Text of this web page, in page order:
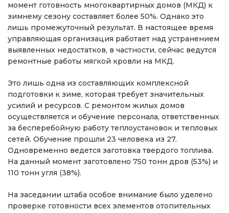
момент готовность многоквартирных домов (МКД) к
зимнему сезону составляет более 50%. Однако это
лишь промежуточный результат. В настоящее время
управляющая организация работает над устранением
выявленных недостатков, в частности, сейчас ведутся
ремонтные работы мягкой кровли на МКД.
Это лишь одна из составляющих комплексной
подготовки к зиме, которая требует значительных
усилий и ресурсов. С ремонтом жилых домов
осуществляется и обучение персонала, ответственных
за бесперебойную работу теплоустановок и тепловых
сетей. Обучение прошли 23 человека из 27.
Одновременно ведется заготовка твердого топлива.
На данный момент заготовлено 750 тонн дров (53%) и
110 тонн угля (38%).
На заседании штаба особое внимание было уделено
проверке готовности всех элементов отопительных